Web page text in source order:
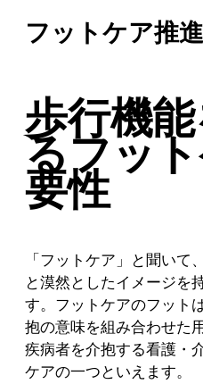
フットケア推
歩行機
るフッ
要性
「フットケア」と聞い
と漠然としたイメージを
す。フットケアのフット
抱の意味を組み合わせた
疾病者を介抱する看護・
ケアの一つといえます。